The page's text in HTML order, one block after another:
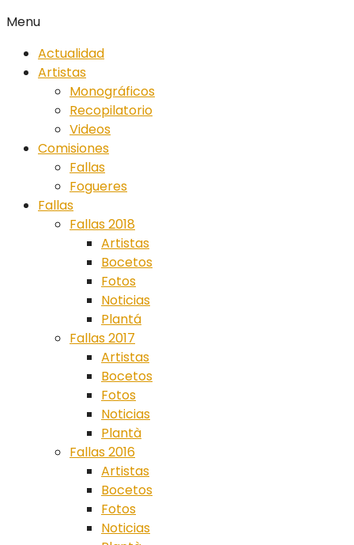
Menu
Actualidad
Artistas
Monográficos
Recopilatorio
Videos
Comisiones
Fallas
Fogueres
Fallas
Fallas 2018
Artistas
Bocetos
Fotos
Noticias
Plantá
Fallas 2017
Artistas
Bocetos
Fotos
Noticias
Plantà
Fallas 2016
Artistas
Bocetos
Fotos
Noticias